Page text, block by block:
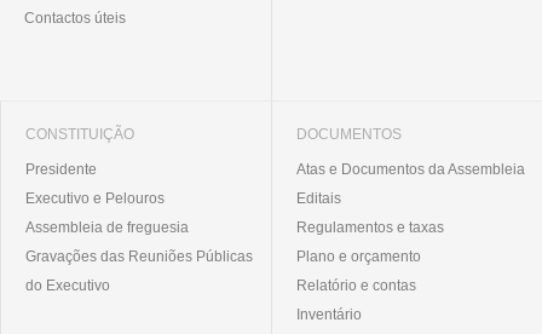
Contactos úteis
CONSTITUIÇÃO
Presidente
Executivo e Pelouros
Assembleia de freguesia
Gravações das Reuniões Públicas
do Executivo
DOCUMENTOS
Atas e Documentos da Assembleia
Editais
Regulamentos e taxas
Plano e orçamento
Relatório e contas
Inventário